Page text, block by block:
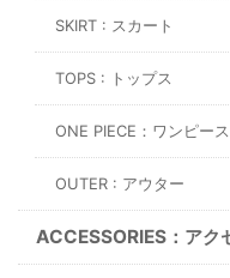
SKIRT : スカート
TOPS : トップス
ONE PIECE：ワンピース
OUTER : アウター
ACCESSORIES：アク